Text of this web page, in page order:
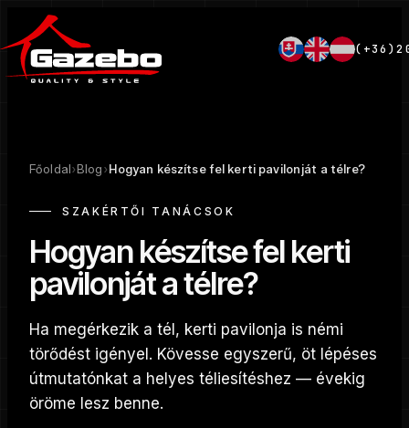
Főoldal›Blog›Hogyan készítse fel kerti pavilonját a télre?
SZAKÉRTŐI TANÁCSOK
Hogyan készítse fel kerti
pavilonját a télre?
Ha megérkezik a tél, kerti pavilonja is némi
törődést igényel. Kövesse egyszerű, öt lépéses
útmutatónkat a helyes téliesítéshez — évekig
öröme lesz benne.